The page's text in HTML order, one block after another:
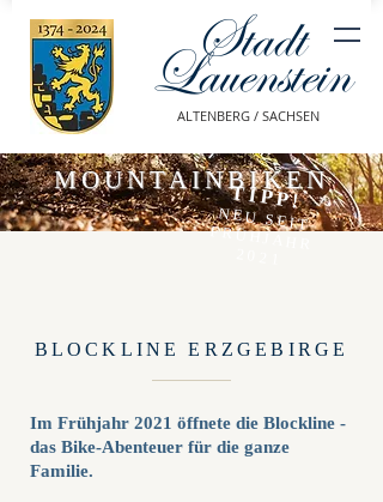
Stadt
Lauenstein
ALTENBERG / SACHSEN
MOUNTAINBIKEN
TIPP!
NEU SEIT
FRÜHJAHR
BLOCKLINE ERZGEBIRGE
Im Frühjahr 2021 öffnete die Blockline -
das Bike-Abenteuer für die ganze
Familie.